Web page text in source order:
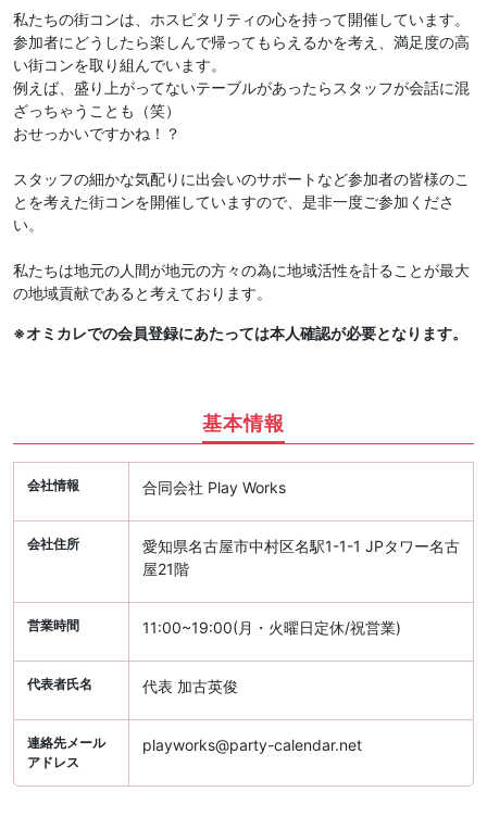
私たちの街コンは、ホスピタリティの心を持って開催しています。
参加者にどうしたら楽しんで帰ってもらえるかを考え、満足度の高
い街コンを取り組んでいます。
例えば、盛り上がってないテーブルがあったらスタッフが会話に混
ざっちゃうことも（笑）
おせっかいですかね！？
スタッフの細かな気配りに出会いのサポートなど参加者の皆様のこ
とを考えた街コンを開催していますので、是非一度ご参加くださ
い。
私たちは地元の人間が地元の方々の為に地域活性を計ることが最大
の地域貢献であると考えております。
※オミカレでの会員登録にあたっては本人確認が必要となります。
基本情報
会社情報 合同会社 Play Works
会社住所
愛知県名古屋市中村区名駅1-1-1 JPタワー名古
屋21階
営業時間 11:00~19:00(月・火曜日定休/祝営業)
代表者氏名 代表 加古英俊
連絡先メール
アドレス
playworks@party-calendar.net